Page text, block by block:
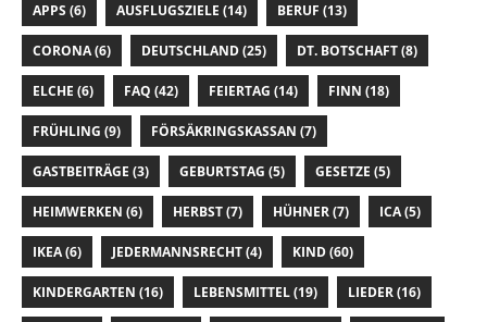
APPS (6) AUSFLUGSZIELE (14) BERUF (13)
CORONA(6) DEUTSCHLAND(25) DT. BOTSCHAFT(8)
ELCHE (6) FAQ (42) FEIERTAG (14) FINN (18)
FRÜHLING (9) FÖRSÄKRINGSKASSAN (7)
GASTBEITRÄGE (3) GEBURTSTAG (5) GESETZE (5)
HEIMWERKEN (6) HERBST(7) HÜHNER(7) ICA(5)
IKEA(6) JEDERMANNSRECHT(4) KIND(60)
KINDERGARTEN (16) LEBENSMITTEL(19) LIEDER(16)